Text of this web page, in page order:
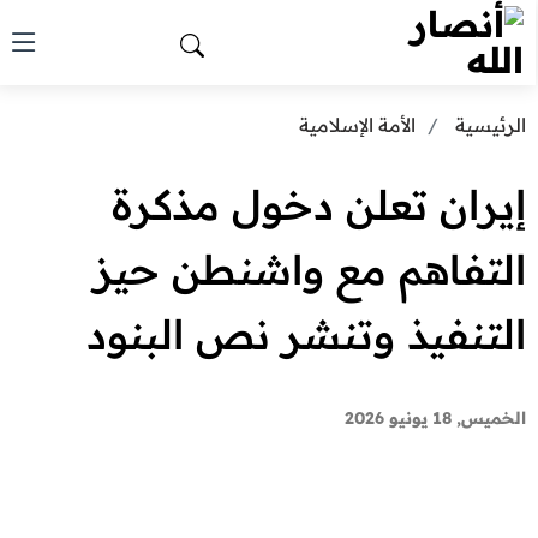
الرئيسية الأمة الإسلامية
إيران تعلن دخول مذكرة
التفاهم مع واشنطن حيز
التنفيذ وتنشر نص البنود
الخميس, 18 يونيو 2026